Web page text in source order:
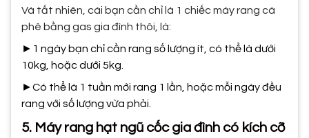
Và tất nhiên, cái bạn cần chỉ là 1 chiếc máy rang cà
phê bằng gas gia đình thôi, là:
►1 ngày bạn chỉ cần rang số lượng ít, có thể là dưới
10kg, hoặc dưới 5kg.
►Có thể là 1 tuần mới rang 1 lần, hoặc mỗi ngày đều
rang với số lượng vừa phải.
5. Máy rang hạt ngũ cốc gia đình có kích cỡ